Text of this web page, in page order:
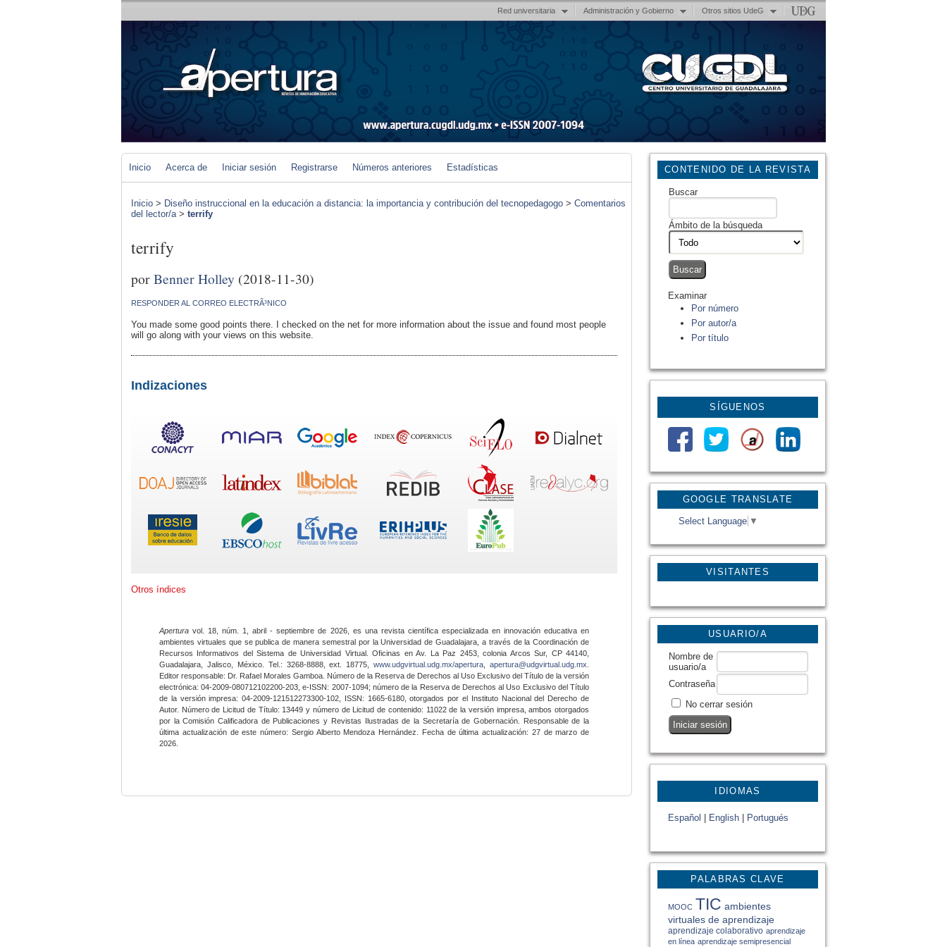
Red universitaria Administración y Gobierno Otros sitios UdeG
GOOGLE TRANSLATE
Select Language ▼
VISITANTES
CONTENIDO DE LA REVISTA
Buscar
Ámbito de la búsqueda
Examinar
Por número
Por autor/a
Por título
SÍGUENOS
USUARIO/A
Nombre de
usuario/a
Contraseña
No cerrar sesión
IDIOMAS
Español English Portugués
PALABRAS CLAVE
MOOC TIC ambientes
virtuales de aprendizaje
aprendizaje colaborativo aprendizaje
en línea aprendizaje semipresencial
Inicio Acerca de Iniciar sesión Registrarse Números anteriores Estadísticas
Inicio > Diseño instruccional en la educación a distancia: la importancia y contribución del tecnopedagogo > Comentarios
del lector/a> terrify
terrify
porBenner Holley (2018-11-30)
RESPONDER AL CORREO ELECTRÃ³NICO
You made some good points there. I checked on the net for more information about the issue and found most people
will go along with your views on this website.
Indizaciones
Otros índices
Apertura vol. 18, núm. 1, abril - septiembre de 2026, es una revista científica especializada en innovación educativa en
ambientes virtuales que se publica de manera semestral por la Universidad de Guadalajara, a través de la Coordinación de
Recursos Informativos del Sistema de Universidad Virtual. Oficinas en Av. La Paz 2453, colonia Arcos Sur, CP 44140,
Guadalajara, Jalisco, México. Tel.: 3268-8888, ext. 18775,www.udgvirtual.udg.mx/apertura apertura@udgvirtual.udg.mx
Editor responsable: Dr. Rafael Morales Gamboa. Número de la Reserva de Derechos al Uso Exclusivo del Título de la versión
electrónica: 04-2009-080712102200-203, e-ISSN: 2007-1094; número de la Reserva de Derechos al Uso Exclusivo del Título
de la versión impresa: 04-2009-121512273300-102, ISSN: 1665-6180, otorgados por el Instituto Nacional del Derecho de
Autor. Número de Licitud de Título: 13449 y número de Licitud de contenido: 11022 de la versión impresa, ambos otorgados
por la Comisión Calificadora de Publicaciones y Revistas Ilustradas de la Secretaría de Gobernación. Responsable de la
última actualización de este número: Sergio Alberto Mendoza Hernández. Fecha de última actualización: 27 de marzo de
2026.